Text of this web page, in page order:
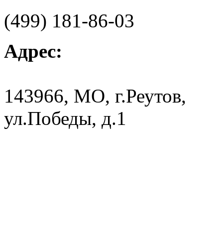
(499) 181-86-03
Адрес:
143966, МО, г.Реутов,
ул.Победы, д.1